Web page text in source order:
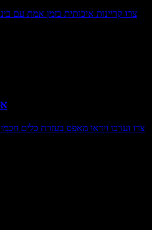
צרו קריינות איכותית בזמן אמת עם
צרו וערכו וידאו מאפס בעזרת כלים